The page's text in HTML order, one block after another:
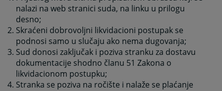
nalazi na web stranici suda, na linku u prilogu
desno;
Skraćeni dobrovoljni likvidacioni postupak se
podnosi samo u slučaju ako nema dugovanja;
Sud donosi zaključak i poziva stranku za dostavu
dokumentacije shodno članu 51 Zakona o
likvidacionom postupku;
Stranka se poziva na ročište i nalaže se plaćanje